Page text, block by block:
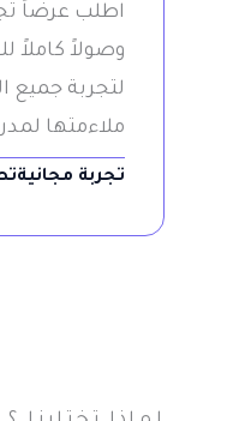
اطلب عرضاً
وصولاً كاملاً
لتجربة جميع
ملاءمتها
تجربة مجانية